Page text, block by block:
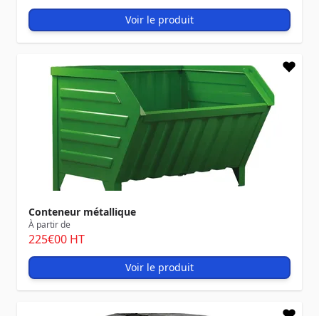
Voir le produit
Conteneur métallique
À partir de
225€00 HT
Voir le produit